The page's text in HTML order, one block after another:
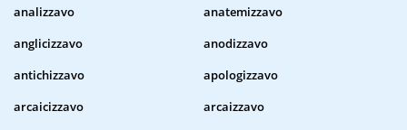
analizzavo
anatemizzavo
anglicizzavo
anodizzavo
antichizzavo
apologizzavo
arcaicizzavo
arcaizzavo